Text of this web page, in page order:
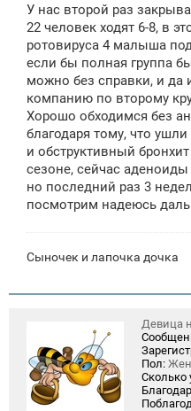
б
щ
н
и
У нас второй раз
22 человек ходят 6-8, в
ротовируса 4 малыша
если бы полная группа
можно без справки, и да
компанию по второму
Хорошо обходимся без
благодаря тому, что
и обструктивный
сезоне, сейчас
но последний раз 3
посмотрим надеюсь
Сыночек и лапочка дочка
Девица
Пол:
Сколько